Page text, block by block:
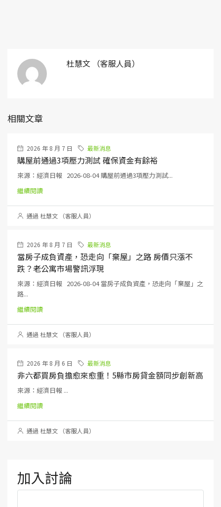
杜慧文 （客服人員）
相關文章
2026 年 8 月 7 日 最新消息
購屋前通過3項壓力測試 確保資金有餘裕
來源：經濟日報 2026-08-04 購屋前通過3項壓力測試...
繼續閱讀
通過 杜慧文 （客服人員）
2026 年 8 月 7 日 最新消息
當房子成負資產，恐走向「棄屋」之路 房價只漲不
跌？老公寓市場警訊浮現
來源：經濟日報 2026-08-04 當房子成負資產，恐走向「棄屋」之
路...
繼續閱讀
通過 杜慧文 （客服人員）
2026 年 8 月 6 日 最新消息
非六都買房負擔愈來愈重！5縣市房貸金額同步創新高
來源：經濟日報 ...
繼續閱讀
通過 杜慧文 （客服人員）
加入討論